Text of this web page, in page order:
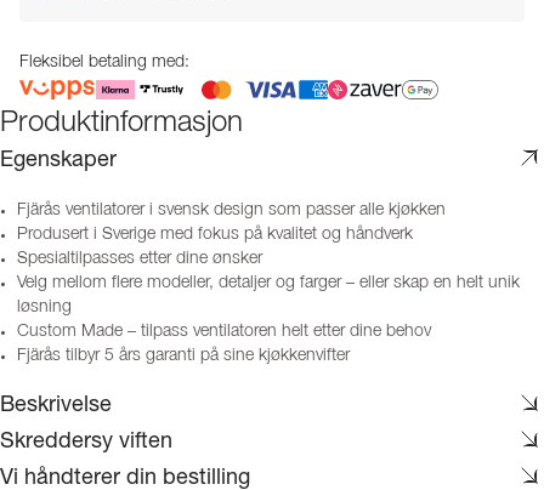
Fleksibel betaling med:
Produktinformasjon
Egenskaper
Fjärås ventilatorer i svensk design som passer alle kjøkken
Produsert i Sverige med fokus på kvalitet og håndverk
Spesialtilpasses etter dine ønsker
Velg mellom flere modeller, detaljer og farger – eller skap en helt unik
løsning
Custom Made – tilpass ventilatoren helt etter dine behov
Fjärås tilbyr 5 års garanti på sine kjøkkenvifter
Beskrivelse
Skreddersy viften
Vi håndterer din bestilling